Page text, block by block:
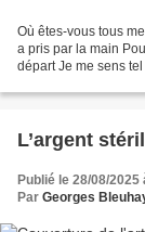
Où êtes-vous tous
a pris par la main
départ Je me sens
L’argent
Publié le 28/08/2025
Par Georges